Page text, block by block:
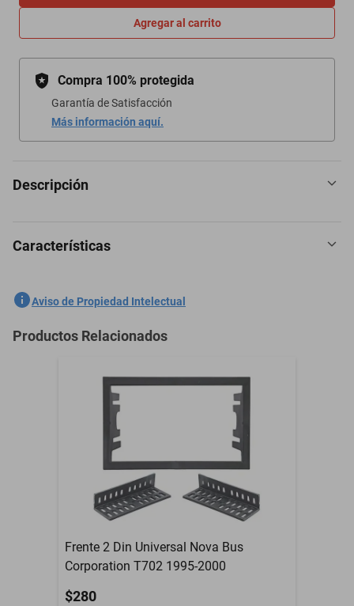
Agregar al carrito
Compra 100% protegida
Garantía de Satisfacción
Más información aquí.
Descripción
Volante Universal 13 In Ud 2800 1989-1994 - Negro
Características
SKU
Marca
Contenido del Empaque Volante Universal 13 In
Garantía con Proveedor 3 Meses
Aviso de Propiedad Intelectual
Productos Relacionados
Frente 2 Din Universal Nova Bus
Corporation T702 1995-2000
$280